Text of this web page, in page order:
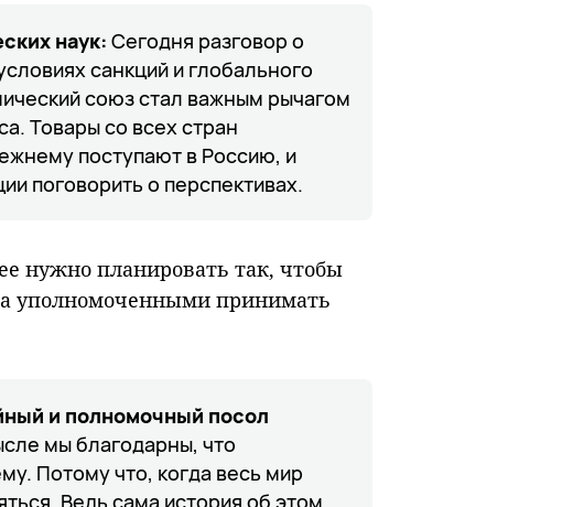
наук: Сегодня разговор о
санкций и глобального
союз стал важным рычагом
Товары со всех стран
поступают в Россию, и
поговорить о перспективах.
нужно планировать так, чтобы
уполномоченными принимать
и полномочный посол
мы благодарны, что
Потому что, когда весь мир
Ведь сама история об этом